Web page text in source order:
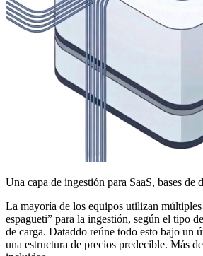
Una capa de ingestión para SaaS, bases de
La mayoría de los equipos utilizan
espagueti” para la ingestión, según el tipo
de carga. Dataddo reúne todo esto bajo un
una estructura de precios predecible. Más